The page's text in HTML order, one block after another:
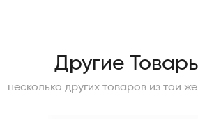
Другие
несколько других товаров из той